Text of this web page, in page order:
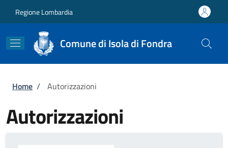
Regione Lombardia
Comune di Isola di Fondra
Briciole di pane
Home / Autorizzazioni
Autorizzazioni